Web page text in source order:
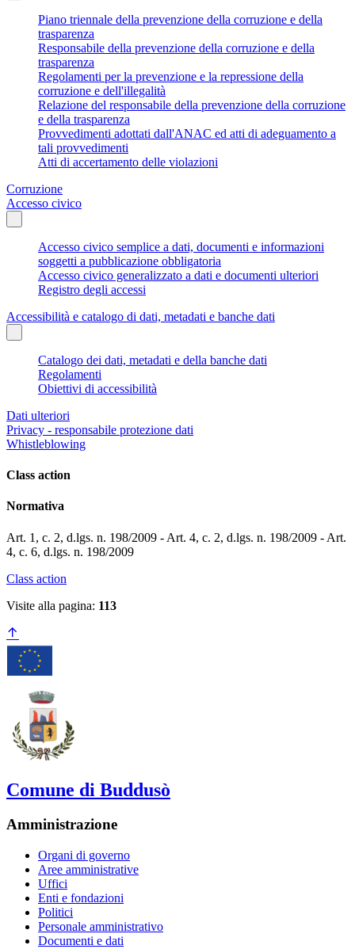
Piano triennale della prevenzione della corruzione e della
trasparenza
Responsabile della prevenzione della corruzione e della
trasparenza
Regolamenti per la prevenzione e la repressione della
corruzione e dell'illegalità
Relazione del responsabile della prevenzione della corruzione
e della trasparenza
Provvedimenti adottati dall'ANAC ed atti di adeguamento a
tali provvedimenti
Atti di accertamento delle violazioni
Corruzione
Accesso civico
Accesso civico semplice a dati, documenti e informazioni
soggetti a pubblicazione obbligatoria
Accesso civico generalizzato a dati e documenti ulteriori
Registro degli accessi
Accessibilità e catalogo di dati, metadati e banche dati
Catalogo dei dati, metadati e della banche dati
Regolamenti
Obiettivi di accessibilità
Dati ulteriori
Privacy - responsabile protezione dati
Whistleblowing
Class action
Normativa
Art. 1, c. 2, d.lgs. n. 198/2009 - Art. 4, c. 2, d.lgs. n. 198/2009 - Art.
4, c. 6, d.lgs. n. 198/2009
Class action
Visite alla pagina: 113
Comune di Buddusò
Amministrazione
Organi di governo
Aree amministrative
Uffici
Enti e fondazioni
Politici
Personale amministrativo
Documenti e dati